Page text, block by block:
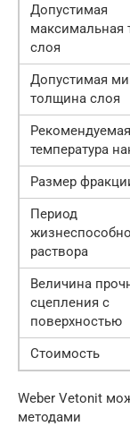
Допустимая
максимальная
слоя
Допустимая
толщина слоя
Рекомендуемая
температура
Размер
Период
раствора
Величина
сцепления с
поверхностью
Стоимость
Weber Vetonit
методами